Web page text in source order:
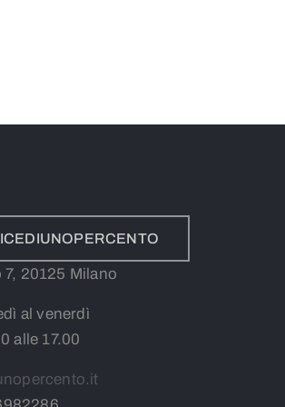
20125 Milano
al venerdì
alle 17.00